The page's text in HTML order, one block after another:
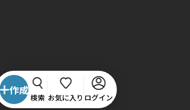
作成
検索 お気に入り ログイン